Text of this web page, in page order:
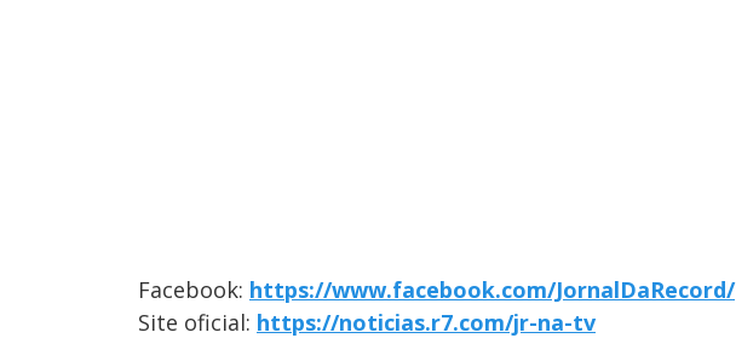
Facebook: https://www.facebook.com/JornalDaRecord/
Site oficial: https://noticias.r7.com/jr-na-tv